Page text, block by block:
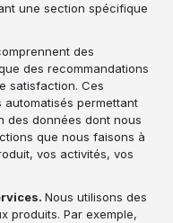
une section spécifique
des
des recommandations
satisfaction. Ces
permettant
des données dont nous
que nous faisons à
vos activités, vos
Nous utilisons des
produits. Par exemple,